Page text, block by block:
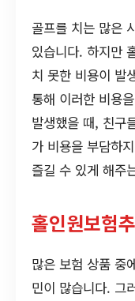
골프를 치는 많은
있습니다. 하지만
치 못한 비용이 발
통해 이러한 비용
발생했을 때, 친구
가 비용을 부담하
즐길 수 있게 해주
홀인원보험
많은 보험 상품 중
민이 많습니다. 그